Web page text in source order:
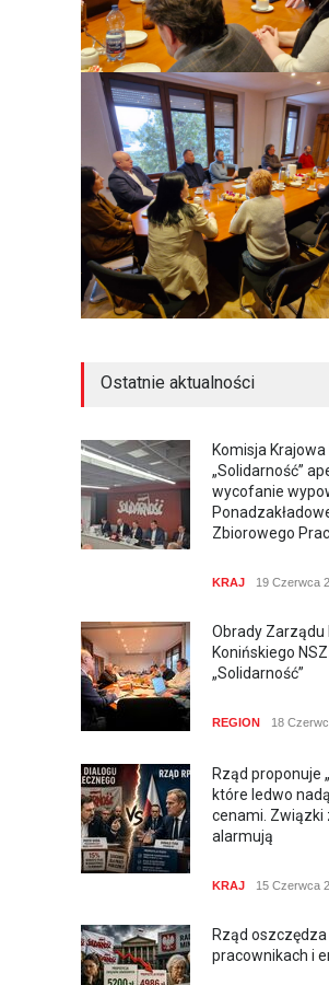
Ostatnie aktualności
Komisja Krajowa
„Solidarność”
wycofanie
Zbiorowego
KRAJ 19 Czerwca
Obrady Zarządu
Konińskiego
„Solidarność”
REGION 18
Rząd proponuje
które ledwo
cenami. Związki
alarmują
KRAJ 15 Czerwca
Rząd oszczędza
pracownikach i